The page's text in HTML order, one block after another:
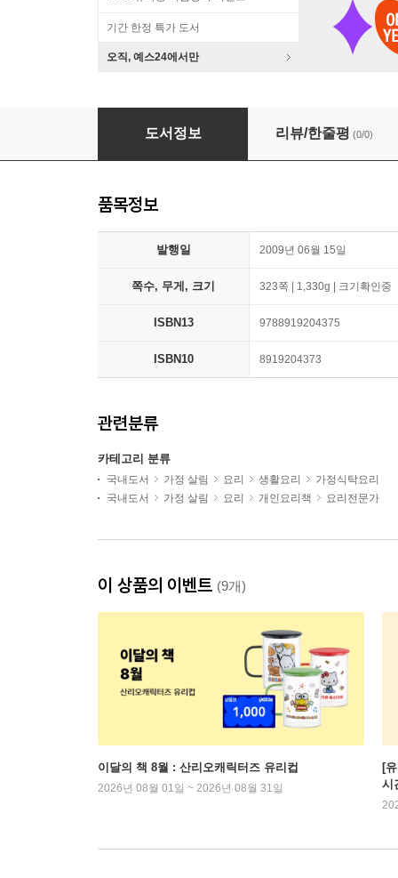
기간 한정 특가 도서
오직, 예스24에서만
딱! 한가지로 폼나는 김하진의 참 맛있는 요리
도서정보 리뷰/한줄평 (0/0)
품목정보
발행일 2009년 06월 15일
쪽수, 무게, 크기 323쪽 | 1,330g | 크기확인중
ISBN13 9788919204375
ISBN10 8919204373
관련분류
카테고리 분류
국내도서 가정 살림 요리 생활요리
가정식탁요리
국내도서
가정 살림 요리 개인요리책 요리전문가
이 상품의 이벤트 (9개)
이달의 책 8월 : 산리오캐릭터즈 유리컵
2026년 08월 01일 ~ 2026년 08월 31일
[
시